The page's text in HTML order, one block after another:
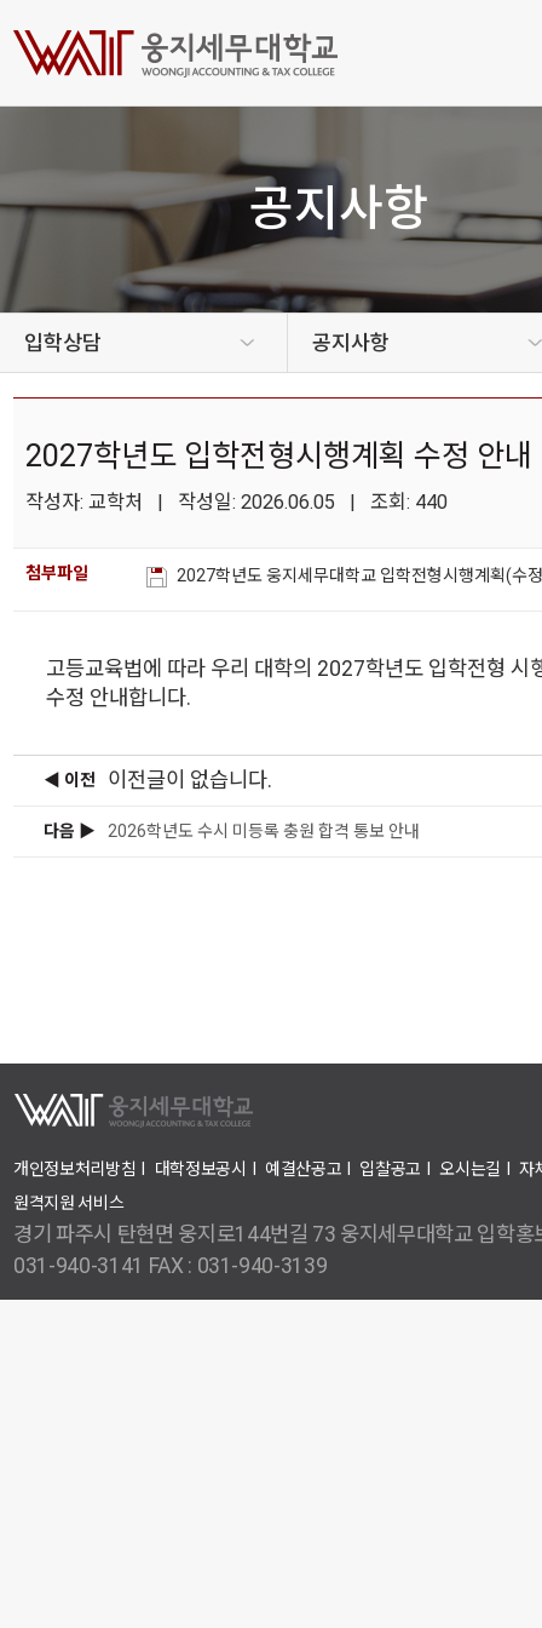
공지사항
입학상담 공지사항
2027학년도 입학전형시행계획 수정 안내
작성자: 교학처 | 작성일: 2026.06.05 | 조회: 440
첨부파일 2027학년도 웅지세무대학교 입학전형시행계획(수
고등교육법에 따라 우리 대학의 2027학년도 입학전형 시
수정 안내합니다.
◀ 이전 이전글이 없습니다.
다음 ▶ 2026학년도 수시 미등록 충원 합격 통보 안내
개인정보처리방침 대학정보공시 예결산공고 입찰공고 오시는길
자
원격지원 서비스
경기 파주시 탄현면 웅지로144번길 73 웅지세무대학교 입학홍
031-940-3141 FAX : 031-940-3139